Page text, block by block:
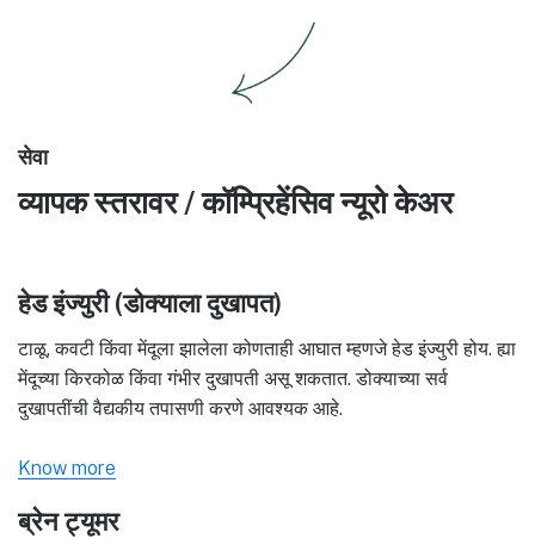
सेवा
व्यापक स्तरावर / कॉम्प्रिहेंसिव न्यूरो केअर
हेड इंज्युरी (डोक्याला दुखापत)
टाळू, कवटी किंवा मेंदूला झालेला कोणताही आघात म्हणजे हेड इंज्युरी होय. ह्या
मेंदूच्या किरकोळ किंवा गंभीर दुखापती असू शकतात. डोक्याच्या सर्व
दुखापतींची वैद्यकीय तपासणी करणे आवश्यक आहे.
Know more
ब्रेन ट्यूमर